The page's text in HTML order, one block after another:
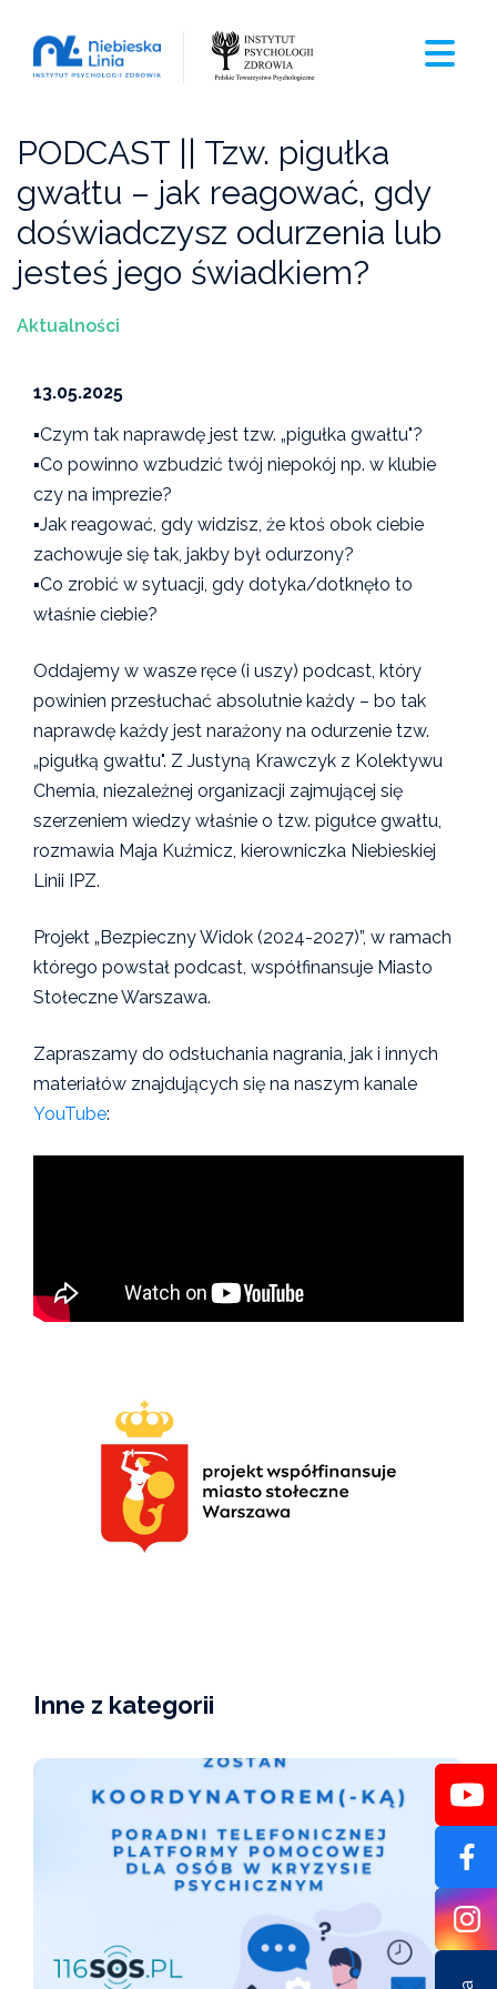
PODCAST || Tzw. pigułka
gwałtu – jak reagować, gdy
doświadczysz odurzenia lub
jesteś jego świadkiem?
Aktualności
13.05.2025
▪️Czym tak naprawdę jest tzw. „pigułka gwałtu"?
▪️Co powinno wzbudzić twój niepokój np. w klubie
czy na imprezie?
▪️Jak reagować, gdy widzisz, że ktoś obok ciebie
zachowuje się tak, jakby był odurzony?
▪️Co zrobić w sytuacji, gdy dotyka/dotknęło to
właśnie ciebie?
Oddajemy w wasze ręce (i uszy) podcast, który
powinien przesłuchać absolutnie każdy – bo tak
naprawdę każdy jest narażony na odurzenie tzw.
„pigułką gwałtu". Z Justyną Krawczyk z Kolektywu
Chemia, niezależnej organizacji zajmującej się
szerzeniem wiedzy właśnie o tzw. pigułce gwałtu,
rozmawia Maja Kuźmicz, kierowniczka Niebieskiej
Linii IPZ.
Projekt „Bezpieczny Widok (2024-2027)”, w ramach
którego powstał podcast, współfinansuje Miasto
Stołeczne Warszawa.
Zapraszamy do odsłuchania nagrania, jak i innych
materiałów znajdujących się na naszym kanale
YouTube:
Inne z kategorii